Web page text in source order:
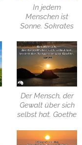
In jedem
Menschen ist
Sonne. Sokrates
Der Mensch, der
Gewalt über sich
selbst hat. Goethe